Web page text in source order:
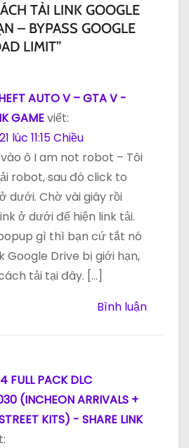
TẢI LINK GOOGLE
– BYPASS GOOGLE
LIMIT”
AUTO V – GTA V -
GAMEviết:
lúc 11:15 Chiều
ô I am not robot – Tôi
robot, sau đó click to
dưới. Chờ vài giây rồi
ở dưới để hiện link tải.
gì thì bạn cứ tắt nó
Google Drive bị giới hạn,
tải tại đây. […]
Bình luận
FULL PACK DLC
(INCHEON ARRIVALS +
KITS) - SHARE LINK